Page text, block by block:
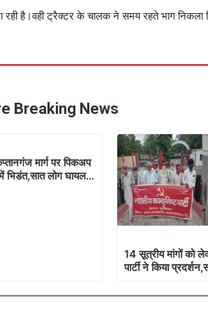
है।वही ट्रैक्टर के चालक ने समय रहते भाग
Breaking News
मार्ग पर पिकअप
भिडंत,सात लोग घायल…
14 सूत्रीय मांगों को
पार्टी ने किया